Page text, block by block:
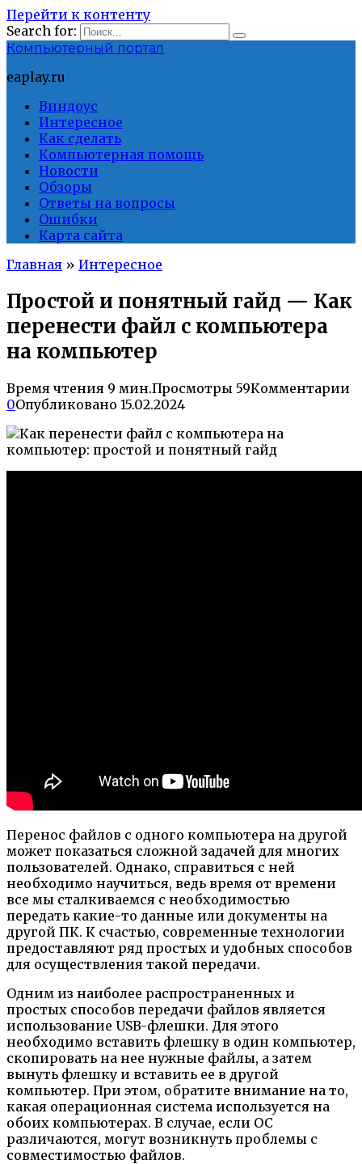
Перейти к контенту
Search for:
Компьютерный портал
eaplay.ru
Виндоус
Интересное
Как сделать
Компьютерная помощь
Новости
Обзоры
Ответы на вопросы
Ошибки
Карта сайта
Главная » Интересное
Простой и понятный гайд — Как
перенести файл с компьютера
на компьютер
Время чтения 9 мин.Просмотры 59Комментарии
0Опубликовано 15.02.2024
Перенос файлов с одного компьютера на другой
может показаться сложной задачей для многих
пользователей. Однако, справиться с ней
необходимо научиться, ведь время от времени
все мы сталкиваемся с необходимостью
передать какие-то данные или документы на
другой ПК. К счастью, современные технологии
предоставляют ряд простых и удобных способов
для осуществления такой передачи.
Одним из наиболее распространенных и
простых способов передачи файлов является
использование USB-флешки. Для этого
необходимо вставить флешку в один компьютер,
скопировать на нее нужные файлы, а затем
вынуть флешку и вставить ее в другой
компьютер. При этом, обратите внимание на то,
какая операционная система используется на
обоих компьютерах. В случае, если ОС
различаются, могут возникнуть проблемы с
совместимостью файлов.